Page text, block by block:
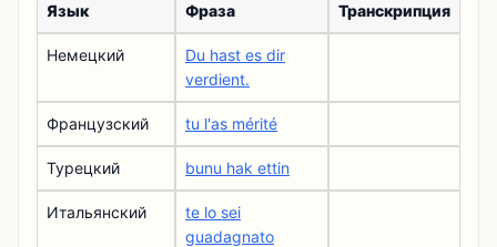
Язык Фраза Транскрипция
Немецкий
Du hast es dir
verdient.
Французский tu l'as mérité
Турецкий bunu hak ettin
Итальянский
te lo sei
guadagnato